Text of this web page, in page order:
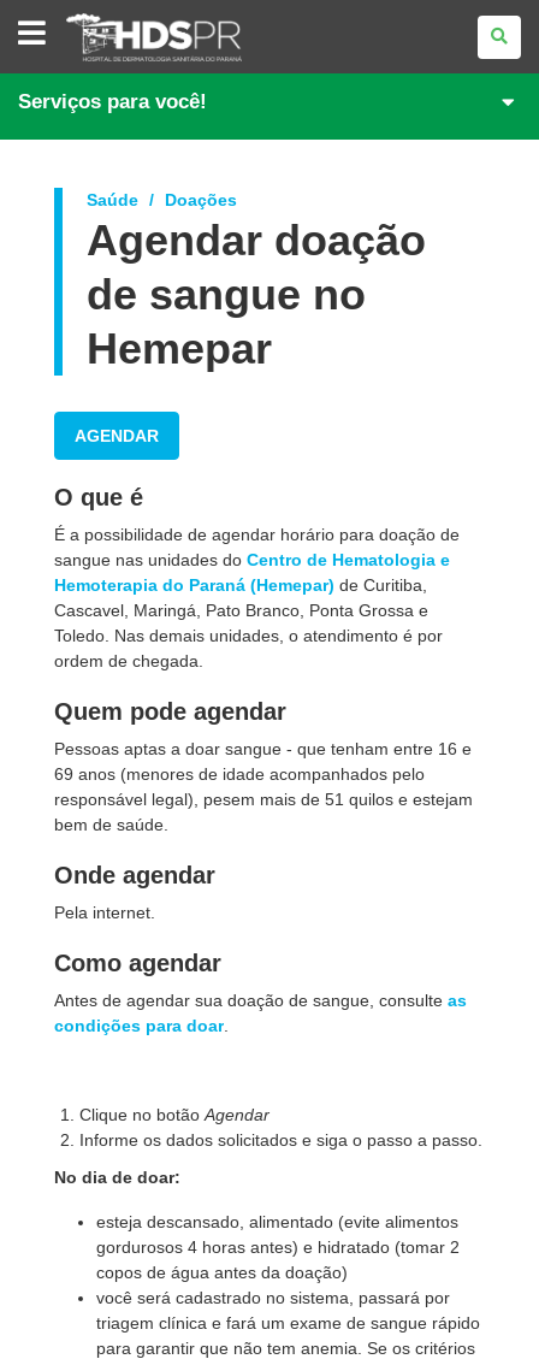
HOSPITAL
DE
DERMATOLOGIA
SANITÁRIA
PARANÁ
Serviços para você!
Saúde Doações
Agendar doação
de sangue no
Hemepar
AGENDAR
O que é
É a possibilidade de agendar horário para doação de
sangue nas unidades do Centro de Hematologia e
Hemoterapia do Paraná (Hemepar) de Curitiba,
Cascavel, Maringá, Pato Branco, Ponta Grossa e
Toledo. Nas demais unidades, o atendimento é por
ordem de chegada.
Quem pode agendar
Pessoas aptas a doar sangue - que tenham entre 16 e
69 anos (menores de idade acompanhados pelo
responsável legal), pesem mais de 51 quilos e estejam
bem de saúde.
Onde agendar
Pela internet.
Como agendar
Antes de agendar sua doação de sangue, consulte as
condições para doar
Clique no botãoAgendar
Informe os dados solicitados e siga o passo a passo.
No dia de doar:
esteja descansado, alimentado (evite alimentos
gordurosos 4 horas antes) e hidratado (tomar 2
copos de água antes da doação)
você será cadastrado no sistema, passará por
triagem clínica e fará um exame de sangue rápido
para garantir que não tem anemia. Se os critérios